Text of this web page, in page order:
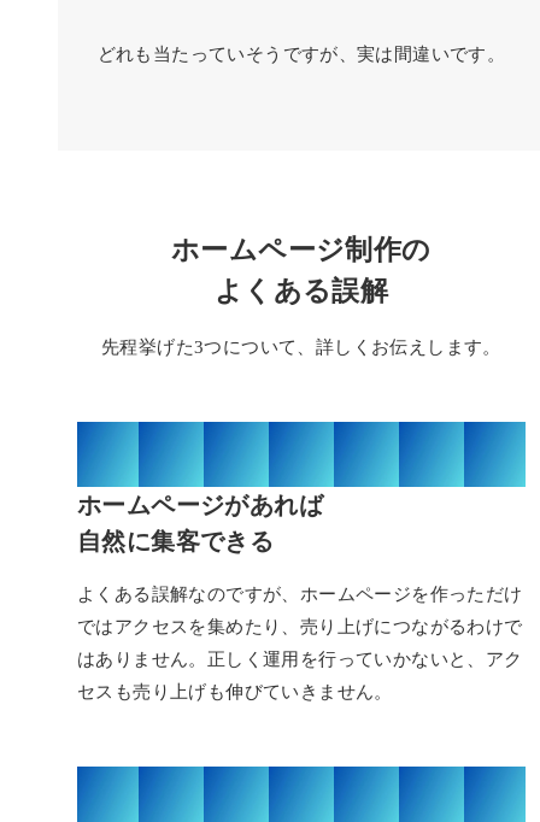
どれも当たっていそうですが、実は間違いです。
ホームページ制作の
よくある誤解
先程挙げた3つについて、詳しくお伝えします。
ホームページがあれば
自然に集客できる
よくある誤解なのですが、ホームページを作っただけ
ではアクセスを集めたり、売り上げにつながるわけで
はありません。正しく運用を行っていかないと、アク
セスも売り上げも伸びていきません。